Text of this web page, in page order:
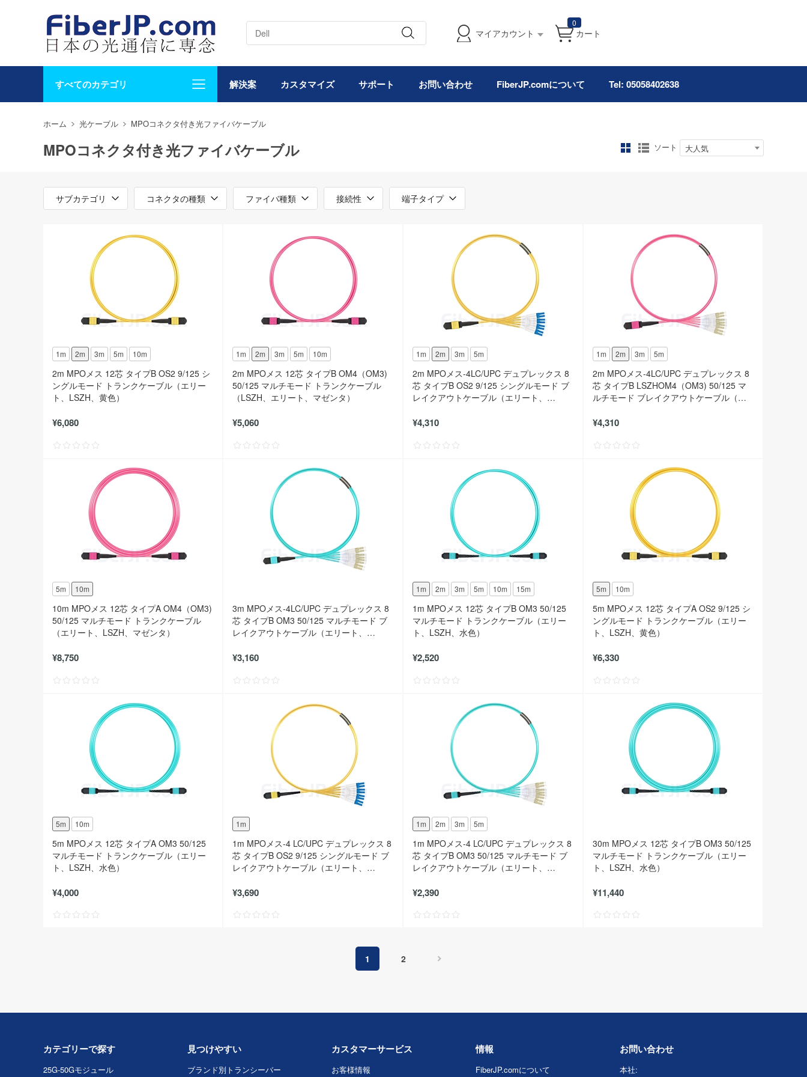
マイアカウント
0
カート
すべてのカテゴリ 解決案 カスタマイズ サポート お問い合わせ FiberJP.comについて Tel: 05058402638
ホーム 光ケーブル MPOコネクタ付き光ファイバケーブル
MPOコネクタ付き光ファイバケーブル ソート 大人気
サブカテゴリ コネクタの種類 ファイバ種類 接続性 端子タイプ
1m 2m 3m 5m 10m
2m MPOメス 12芯 タイプB OS2 9/125 シ
ングルモード トランクケーブル（エリー
ト、LSZH、黄色）
¥6,080
1m 2m 3m 5m 10m
2m MPOメス 12芯 タイプB OM4（OM3)
50/125 マルチモード トランクケーブル
（LSZH、エリート、マゼンタ）
¥5,060
1m 2m 3m 5m
2m MPOメス-4LC/UPC デュプレックス 8
芯 タイプB OS2 9/125 シングルモード ブ
レイクアウトケーブル（エリート、
¥4,310
1m 2m 3m 5m
2m MPOメス-4LC/UPC デュプレックス 8
芯 タイプB LSZHOM4（OM3) 50/125 マ
ルチモード ブレイクアウトケーブル（エ
¥4,310
5m 10m
10m MPOメス 12芯 タイプA OM4（OM3)
50/125 マルチモード トランクケーブル
（エリート、LSZH、マゼンタ）
¥8,750
3m MPOメス-4LC/UPC デュプレックス 8
芯 タイプB OM3 50/125 マルチモード ブ
レイクアウトケーブル（エリート、
¥3,160
1m 2m 3m 5m 10m 15m
1m MPOメス 12芯 タイプB OM3 50/125
マルチモード トランクケーブル（エリー
ト、LSZH、水色）
¥2,520
5m 10m
5m MPOメス 12芯 タイプA OS2 9/125 シ
ングルモード トランクケーブル（エリー
ト、LSZH、黄色）
¥6,330
5m 10m
5m MPOメス 12芯 タイプA OM3 50/125
マルチモード トランクケーブル（エリー
ト、LSZH、水色）
¥4,000
1m
1m MPOメス-4 LC/UPC デュプレックス 8
芯 タイプB OS2 9/125 シングルモード ブ
レイクアウトケーブル（エリート、
¥3,690
1m 2m 3m 5m
1m MPOメス-4 LC/UPC デュプレックス 8
芯 タイプB OM3 50/125 マルチモード ブ
レイクアウトケーブル（エリート、
¥2,390
30m MPOメス 12芯 タイプB OM3 50/125
マルチモード トランクケーブル（エリー
ト、LSZH、水色）
¥11,440
1 2
カテゴリーで探す
25G-50Gモジュール
見つけやすい
ブランド別トランシーバー
カスタマーサービス
お客様情報
情報
FiberJP.comについて
お問い合わせ
本社: